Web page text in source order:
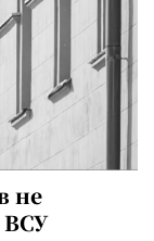
не
ВСУ